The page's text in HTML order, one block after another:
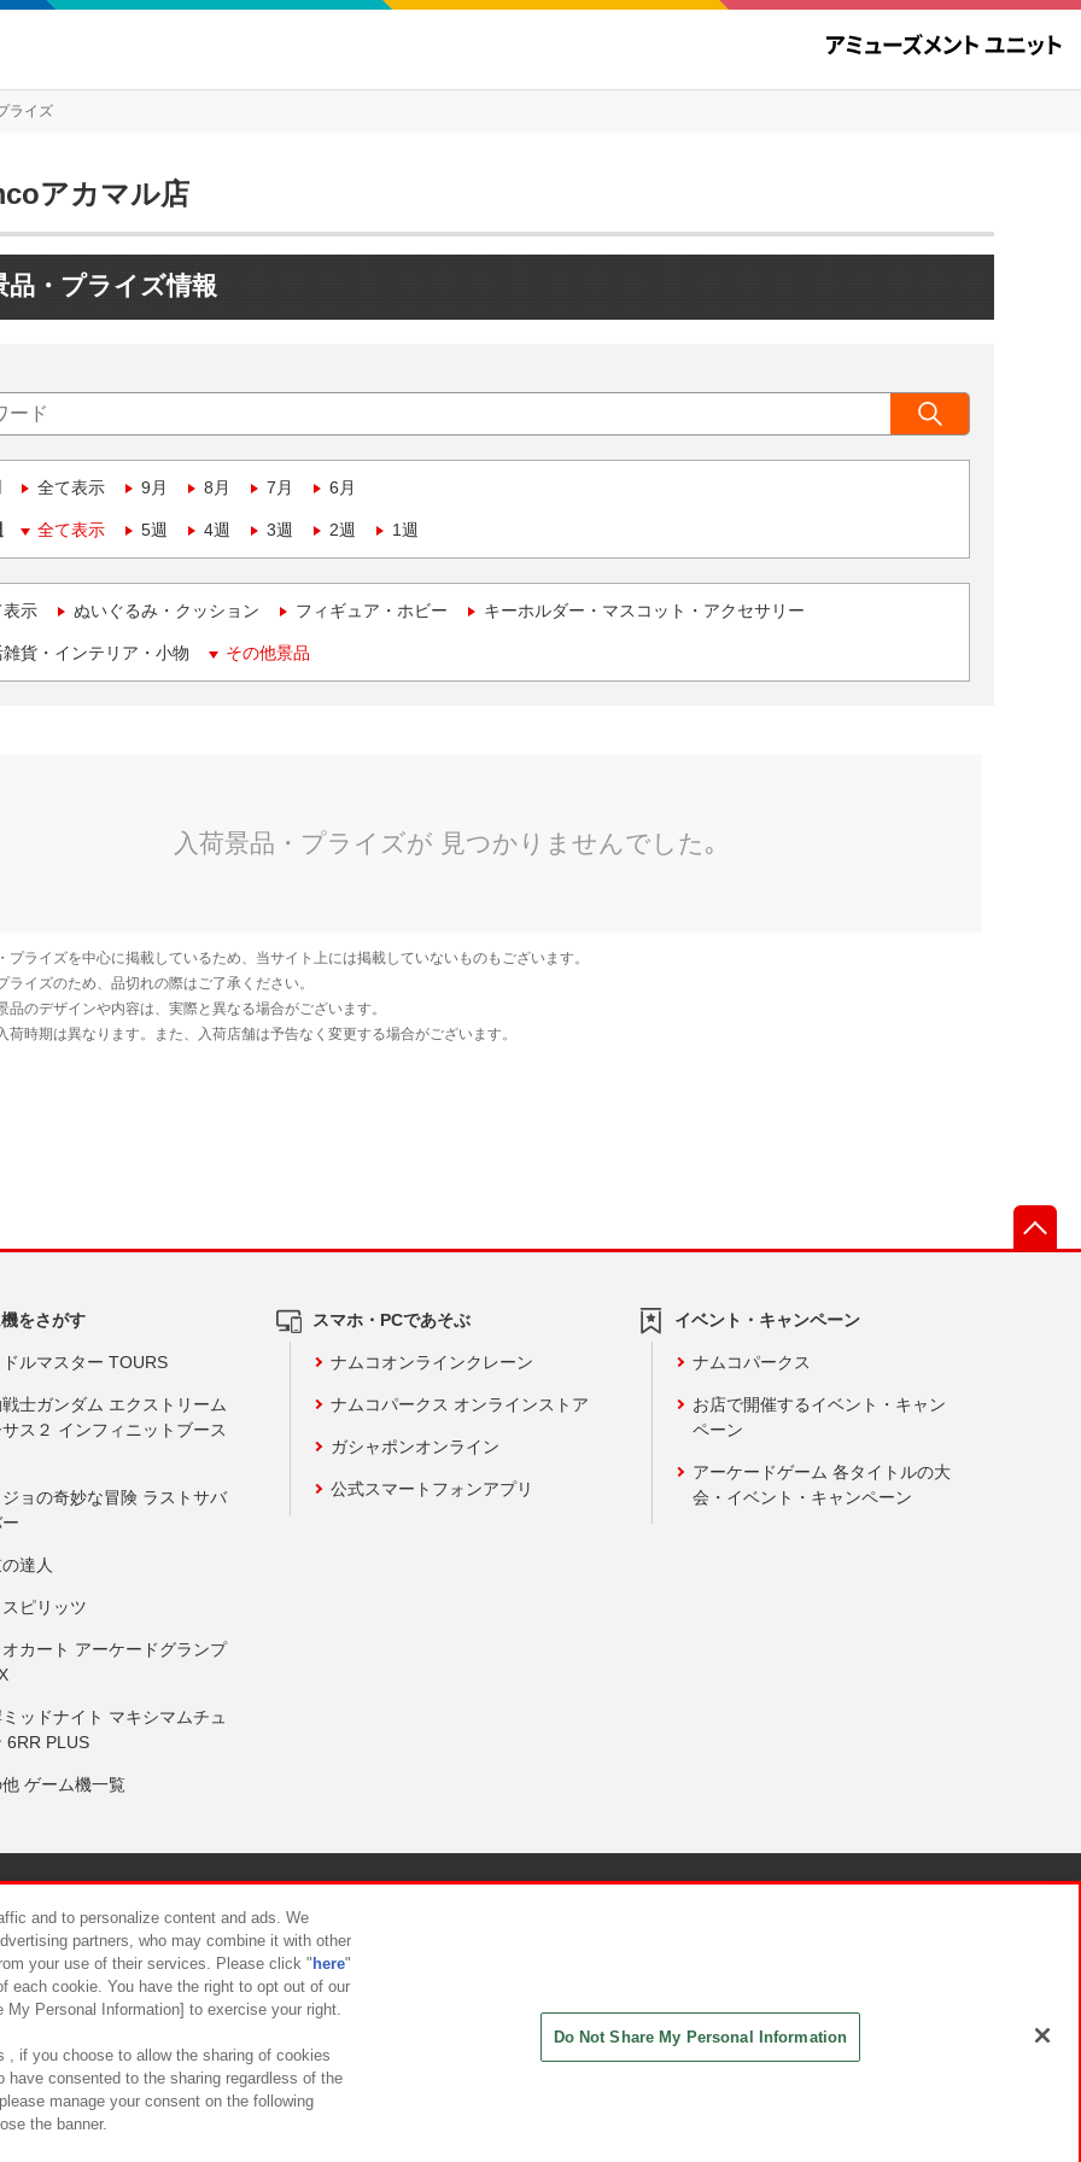
ライズ
アカマル店
品・プライズ情報
全て表示 9月 8月 7月 6月
全て表示 5週 4週 3週 2週 1週
表示 ぬいぐるみ・クッション フィギュア・ホビー キーホルダー・マスコット・アクセサリー
貨・インテリア・小物 その他景品
をさがす
ルマスター TOURS
士ガンダム エクストリーム
ス２ インフィニットブース
ョの奇妙な冒険 ラストサバ
達人
ピリッツ
カート アーケードグランプ
ッドナイト マキシマムチュ
6RR PLUS
ゲーム機一覧
スマホ・PCであそぶ
ナムコオンラインクレーン
ナムコパークス オンラインストア
ガシャポンオンライン
公式スマートフォンアプリ
イベント・キャンペーン
ナムコパークス
お店で開催するイベント・キャン
ペーン
アーケードゲーム 各タイトルの大
会・イベント・キャンペーン
について カスタマーハラスメント対応方針
and to personalize content and ads. We
partners, who may combine it with other
your use of their services. Please click " here"
each cookie. You have the right to opt out of our
Personal Information] to exercise your right.
, if you choose to allow the sharing of cookies
have consented to the sharing regardless of the
manage your consent on the following
the banner.
Do Not Share My Personal Information